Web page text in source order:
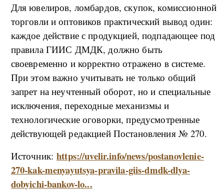
Для ювелиров, ломбардов, скупок, комиссионной
торговли и оптовиков практический вывод один:
каждое действие с продукцией, подпадающее под
правила ГИИС ДМДК, должно быть
своевременно и корректно отражено в системе.
При этом важно учитывать не только общий
запрет на неучтенный оборот, но и специальные
исключения, переходные механизмы и
технологические оговорки, предусмотренные
действующей редакцией Постановления № 270.
Источник:https://uvelir.info/news/postanovlenie-
270-kak-menyayutsya-pravila-giis-dmdk-dlya-
dobyichi-bankov-lo...